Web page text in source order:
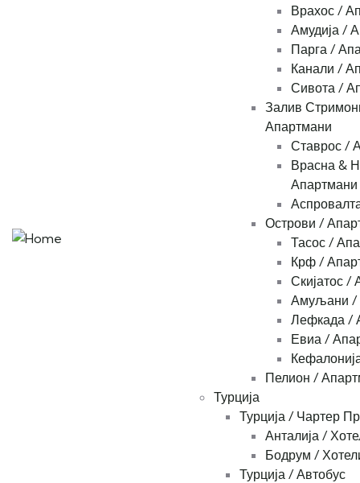
Врахос /
Амудија /
Парга /
Канали /
Сивота /
Залив
Апартмани
Ставрос /
Врасна &
Апартмани
Острови /
Тасос /
Крф /
Скијатос /
Амуљани /
Лефкада /
Евиа /
Пелион /
Турција
Турција / Чартер
Анталија /
Бодрум /
Турција / Автобус